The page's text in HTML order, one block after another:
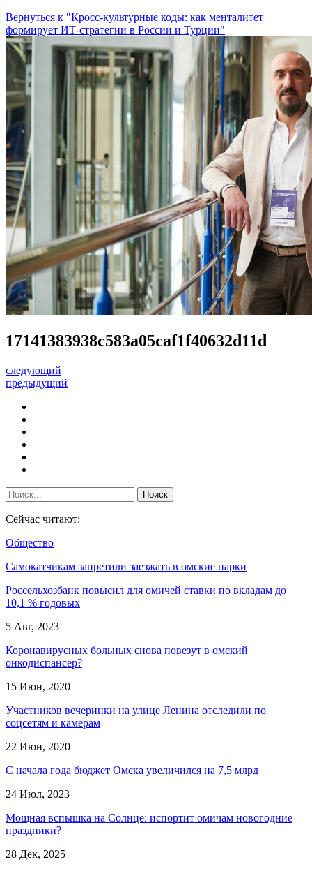
Вернуться к "Кросс-культурные коды: как менталитет
формирует ИТ-стратегии в России и Турции"
17141383938c583a05caf1f40632d11d
следующий
предыдущий
Сейчас читают:
Общество
Самокатчикам запретили заезжать в омские парки
Россельхозбанк повысил для омичей ставки по вкладам до
10,1 % годовых
5 Авг, 2023
Коронавирусных больных снова повезут в омский
онкодиспансер?
15 Июн, 2020
Участников вечеринки на улице Ленина отследили по
соцсетям и камерам
22 Июн, 2020
С начала года бюджет Омска увеличился на 7,5 млрд
24 Июл, 2023
Мощная вспышка на Солнце: испортит омичам новогодние
праздники?
28 Дек, 2025